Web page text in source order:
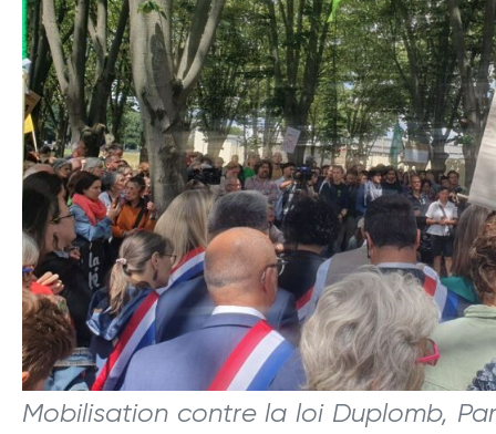
Mobilisation contre la loi Duplomb,